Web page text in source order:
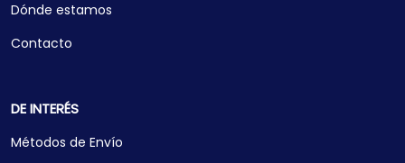
Dónde estamos
Contacto
DE INTERÉS
Métodos de Envío